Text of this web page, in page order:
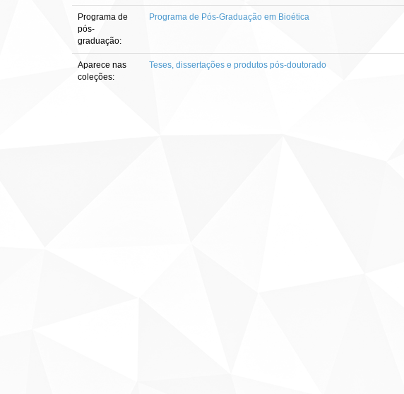
Programa de
pós-
graduação:
Programa de Pós-Graduação em Bioética
Aparece nas
coleções:
Teses, dissertações e produtos pós-doutorado